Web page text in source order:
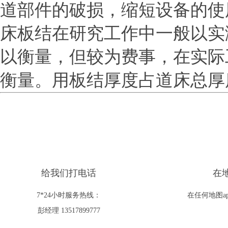
道部件的破损，缩短设备的
床板结在研究工作中一般以
以衡量，但较为费事，在实
衡量。用板结厚度占道床总
给我们打电话
7*24小时服务热线：
彭经理 13517899777
在
在任何地图